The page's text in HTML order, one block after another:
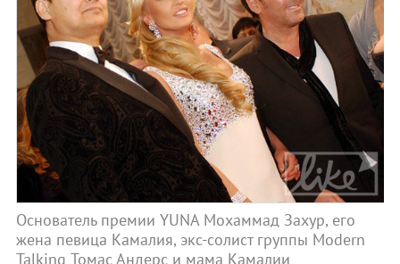
Основатель премии YUNA Мохаммад Захур, его
жена певица Камалия, экс-солист группы Modern
Talking Томас Андерс и мама Камалии